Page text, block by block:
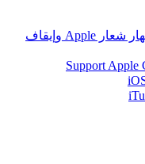
يستمر جهاز iPhone في إظهار شعار Apple وإيقاف